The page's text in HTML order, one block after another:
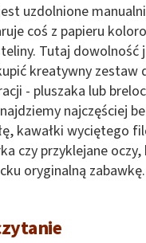
uzdolnione
coś z papieru
Tutaj
kreatywny zestaw
- pluszaka lub
najczęściej
kawałki wyciętego
czy przyklejane
oryginalną zabawkę.